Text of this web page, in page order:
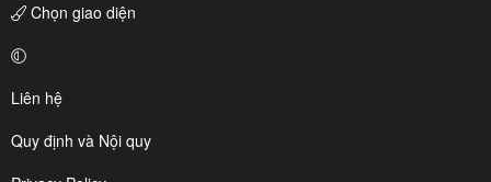
Chọn giao diện
Liên hệ
Quy định và Nội quy